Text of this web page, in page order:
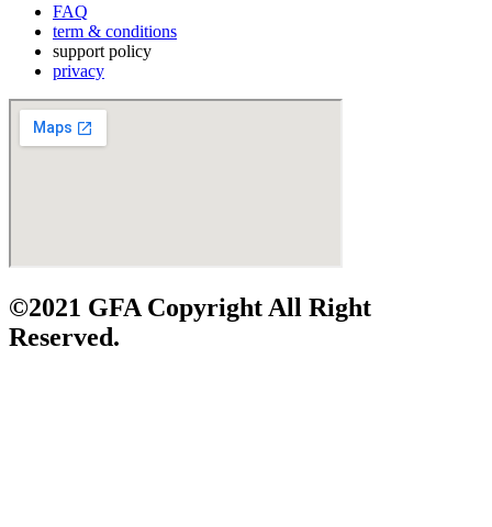
FAQ
term & conditions
support policy
privacy
©2021 GFA Copyright All Right
Reserved.